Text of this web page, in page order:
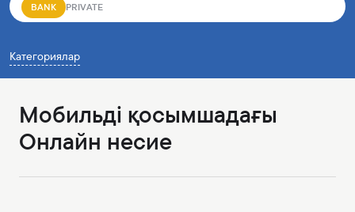
BANK PRIVATE
Категориялар
Мобильді қосымшадағы
Онлайн несие